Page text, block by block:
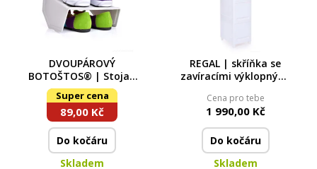
DVOUPÁROVÝ
BOTOŠTOS® | Stojan
na boty pro uložení 2
párů nad sebou
Super cena
89,00 Kč
Do kočáru
Skladem
REGAL | skříňka se
zavíracími výklopnými
regál na úklidové a
koupelnové potřeby |
výška 117 cm
Cena pro tebe
1 990,00 Kč
Do kočáru
Skladem